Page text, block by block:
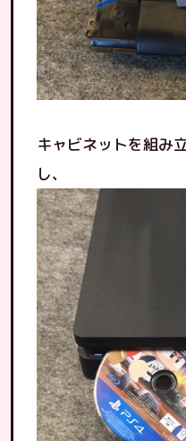
キャビネットを組み
し、